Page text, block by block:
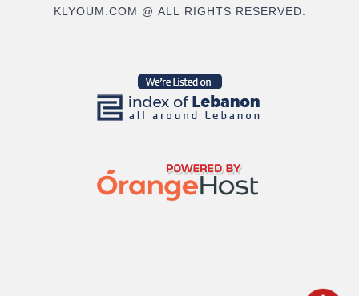
KLYOUM.COM @ ALL RIGHTS RESERVED.